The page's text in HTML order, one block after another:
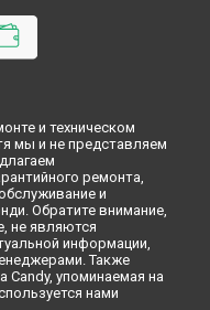
и техническом
мы и не представляем
ремонта,
и
Обратите внимание,
не являются
информации,
Также
Candy, упоминаемая на
нами